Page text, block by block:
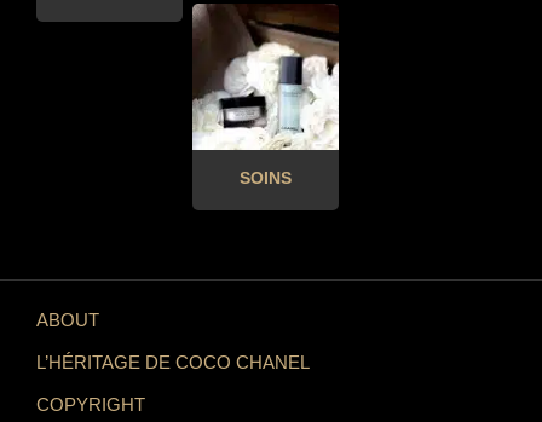
SOINS
ABOUT
L’HÉRITAGE DE COCO CHANEL
COPYRIGHT